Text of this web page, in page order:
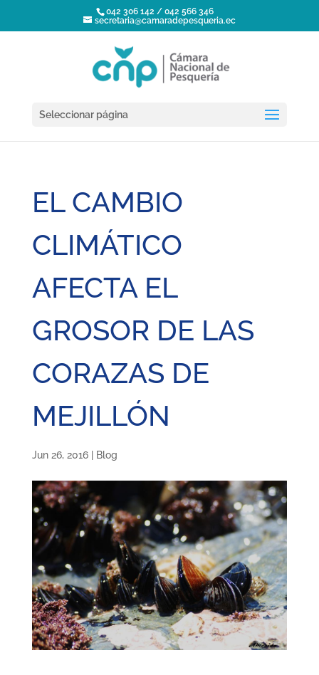
042 306 142 / 042 566 346
secretaria@camaradepesqueria.ec
Seleccionar página
EL CAMBIO
CLIMÁTICO
AFECTA EL
GROSOR DE LAS
CORAZAS DE
MEJILLÓN
Jun 26, 2016| Blog